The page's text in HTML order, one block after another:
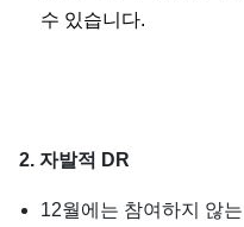
수 있습니다.
2. 자발적 DR
12월에는 참여하지 않